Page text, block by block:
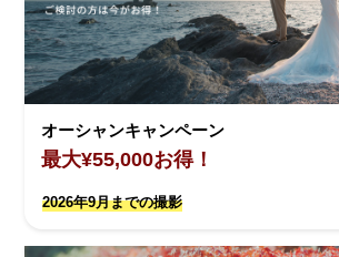
オーシャンキャンペーン
最大¥55,000お得！
2026年9月までの撮影